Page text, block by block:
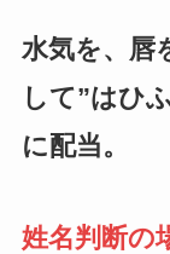
水気を、唇
して”はひ
に配当。
姓名判断の